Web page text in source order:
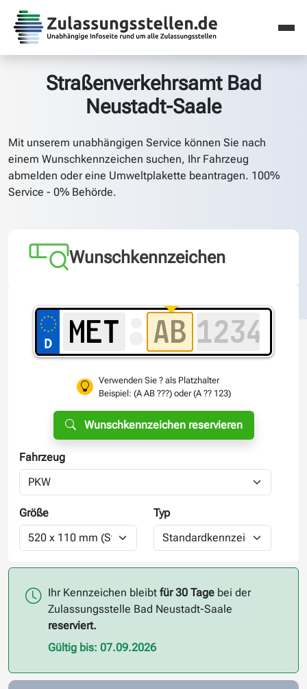
Straßenverkehrsamt Bad
Neustadt-Saale
Mit unserem unabhängigen Service können Sie nach
einem Wunschkennzeichen suchen, Ihr Fahrzeug
abmelden oder eine Umweltplakette beantragen. 100%
Service - 0% Behörde.
Wunschkennzeichen
Verwenden Sie ? als Platzhalter
Beispiel: (A AB ???) oder (A ?? 123)
Wunschkennzeichen reservieren
Fahrzeug
Größe Typ
Ihr Kennzeichen bleibtfür 30 Tage bei der
Zulassungsstelle Bad Neustadt-Saale
reserviert.
Gültig bis: 07.09.2026